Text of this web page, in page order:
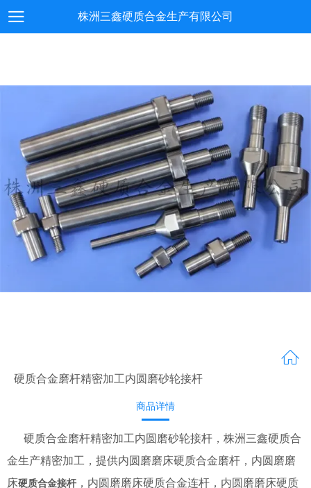
株洲三鑫硬质合金生产有限公司
硬质合金磨杆精密加工内圆磨砂轮接杆
商品详情
硬质合金磨杆精密加工内圆磨砂轮接杆，株洲三鑫硬质合
金生产精密加工，提供内圆磨磨床硬质合金磨杆，内圆磨磨
床硬质合金接杆 ，内圆磨磨床硬质合金连杆，内圆磨磨床硬质